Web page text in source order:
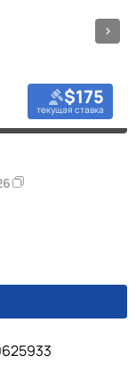
$175
текущая ставка